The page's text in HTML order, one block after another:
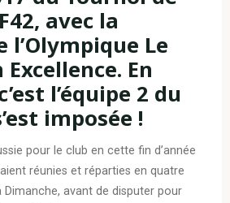
avec la
l’Olympique Le
En
l’équipe 2 du
imposée !
pour le club en cette fin d’année
réunies et réparties en quatre
Dimanche, avant de disputer pour